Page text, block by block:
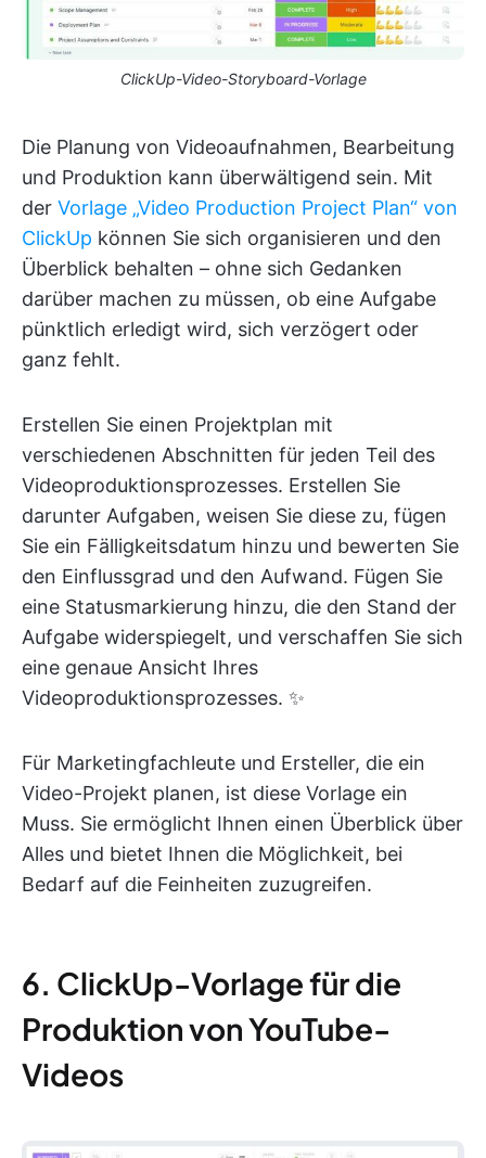
ClickUp-Video-Storyboard-Vorlage
Die Planung von Videoaufnahmen, Bearbeitung
und Produktion kann überwältigend sein. Mit
der Vorlage „Video Production Project Plan“ von
ClickUp können Sie sich organisieren und den
Überblick behalten – ohne sich Gedanken
darüber machen zu müssen, ob eine Aufgabe
pünktlich erledigt wird, sich verzögert oder
ganz fehlt.
Erstellen Sie einen Projektplan mit
verschiedenen Abschnitten für jeden Teil des
Videoproduktionsprozesses. Erstellen Sie
darunter Aufgaben, weisen Sie diese zu, fügen
Sie ein Fälligkeitsdatum hinzu und bewerten Sie
den Einflussgrad und den Aufwand. Fügen Sie
eine Statusmarkierung hinzu, die den Stand der
Aufgabe widerspiegelt, und verschaffen Sie sich
eine genaue Ansicht Ihres
Videoproduktionsprozesses. ✨
Für Marketingfachleute und Ersteller, die ein
Video-Projekt planen, ist diese Vorlage ein
Muss. Sie ermöglicht Ihnen einen Überblick über
Alles und bietet Ihnen die Möglichkeit, bei
Bedarf auf die Feinheiten zuzugreifen.
6. ClickUp-Vorlage für die
Produktion von YouTube-
Videos